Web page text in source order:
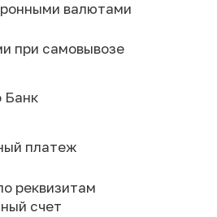
валютами
при самовывозе
Банк
платеж
реквизитам
счет